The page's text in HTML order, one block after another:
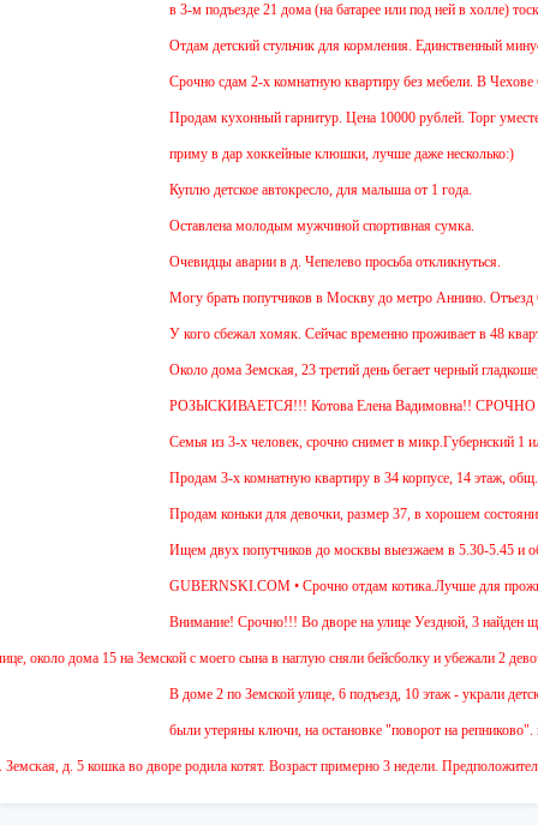
в 3-м подъезде 21 дома (на батарее или под ней в холле)
Отдам детский стульчик для кормления. Единственный минус -
Срочно сдам 2-х комнатную квартиру без мебели. В Чехове
Продам кухонный гарнитур. Цена 10000 рублей. Торг уместен.
приму в дар хоккейные клюшки, лучше даже несколько:)
Куплю детское автокресло, для малыша от 1 года.
Оставлена молодым мужчиной спортивная сумка.
Очевидцы аварии в д. Чепелево просьба откликнуться.
Могу брать попутчиков в Москву до метро Аннино. Отъезд
У кого сбежал хомяк. Сейчас временно проживает в 48
Около дома Земская, 23 третий день бегает черный
РОЗЫСКИВАЕТСЯ!!! Котова Елена Вадимовна!! СРОЧНО
Семья из 3-х человек, срочно снимет в микр.Губернский 1 или
Продам 3-х комнатную квартиру в 34 корпусе, 14 этаж, общ.
Продам коньки для девочки, размер 37, в хорошем состоянии.
Ищем двух попутчиков до москвы выезжаем в 5.30-5.45 и
GUBERNSKI.COM • Срочно отдам котика.Лучше для
Внимание! Срочно!!! Во дворе на улице Уездной, 3 найден
дома 15 на Земской с моего сына в наглую сняли бейсболку и убежали 2
В доме 2 по Земской улице, 6 подъезд, 10 этаж - украли
были утеряны ключи, на остановке "поворот на репниково".
5 кошка во дворе родила котят. Возраст примерно 3 недели. Предположительно